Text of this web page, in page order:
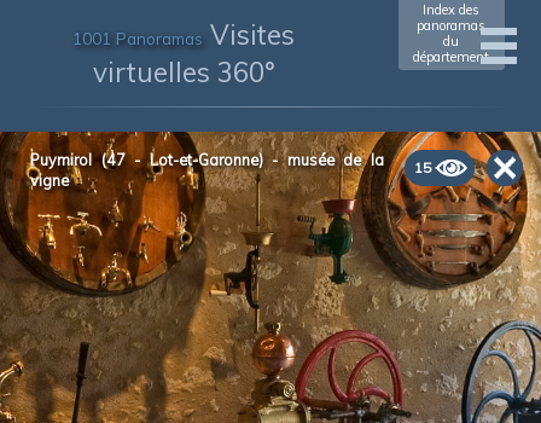
1001 Panoramas Visites
virtuelles 360°
Index des
panoramas
du
département
15
Puymirol (47 - Lot-et-Garonne) - musée de la
vigne